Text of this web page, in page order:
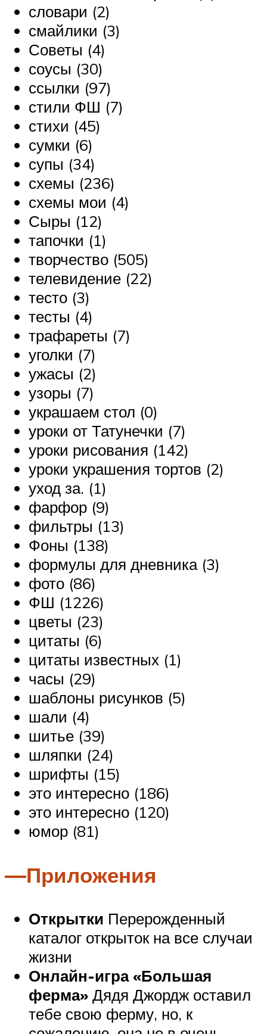
словари (2)
смайлики (3)
Советы (4)
соусы (30)
ссылки (97)
стили ФШ (7)
стихи (45)
сумки (6)
супы (34)
схемы (236)
схемы мои (4)
Сыры (12)
тапочки (1)
творчество (505)
телевидение (22)
тесто (3)
тесты (4)
трафареты (7)
уголки (7)
ужасы (2)
узоры (7)
украшаем стол (0)
уроки от Татунечки (7)
уроки рисования (142)
уроки украшения тортов (2)
уход за. (1)
фарфор (9)
фильтры (13)
Фоны (138)
формулы для дневника (3)
фото (86)
ФШ (1226)
цветы (23)
цитаты (6)
цитаты известных (1)
часы (29)
шаблоны рисунков (5)
шали (4)
шитье (39)
шляпки (24)
шрифты (15)
это интересно (186)
это интересно (120)
юмор (81)
—Приложения
Открытки Перерожденный
каталог открыток на все случаи
жизни
Онлайн-игра «Большая
ферма» Дядя Джордж оставил
тебе свою ферму, но, к